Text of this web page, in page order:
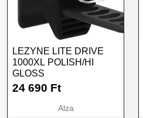
LEZYNE LITE DRIVE
1000XL POLISH/HI
GLOSS
24 690 Ft
Alza